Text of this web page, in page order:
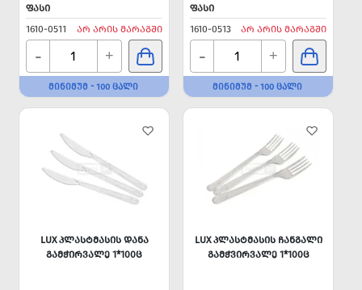
ᲤᲐᲡᲘ
1610-0511
ᲐᲠ ᲐᲠᲘᲡ ᲛᲐᲠᲐᲒᲨᲘ
- +
ᲛᲘᲜᲘᲛᲣᲛ - 100 ᲪᲐᲚᲘ
ᲤᲐᲡᲘ
1610-0513
ᲐᲠ ᲐᲠᲘᲡ ᲛᲐᲠᲐᲒᲨᲘ
- +
ᲛᲘᲜᲘᲛᲣᲛ - 100 ᲪᲐᲚᲘ
LUX ᲞᲚᲐᲡᲢᲛᲐᲡᲘᲡ ᲓᲐᲜᲐ
ᲒᲐᲛᲭᲘᲠᲕᲐᲚᲔ 1*100Ც
LUX ᲞᲚᲐᲡᲢᲛᲐᲡᲘᲡ ᲩᲐᲜᲒᲐᲚᲘ
ᲒᲐᲛᲭᲕᲘᲠᲕᲐᲚᲔ 1*100Ც